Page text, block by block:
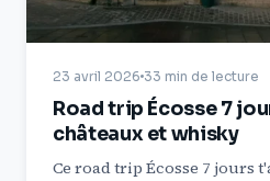
23 avril 2026 33 min de lecture
Road trip Écosse 7
châteaux et whisky
Ce road trip Écosse 7 jours